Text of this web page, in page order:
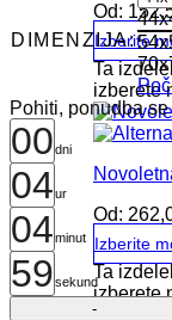
Od:
Izberite
Ta
izberete
Od:
Izberite
Ta
izberete
DIMENZIJA:
Pohiti, ponudba
00dni
04ur
04minut
59sekund